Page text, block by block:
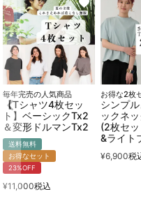
毎年完売の人気商品
【Tシャツ4枚セッ
ト】ベーシックTx2
＆変形ドルマンTx2
送料無料
お得なセット
23%OFF
¥11,000税込
お得な2枚
シンプ
ックネ
(2枚セ
&ライト
¥6,900税